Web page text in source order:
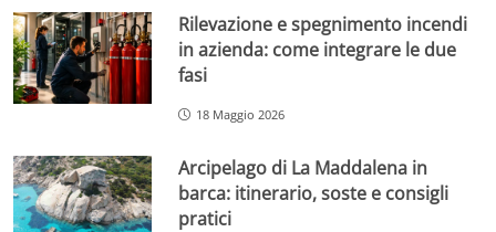
Rilevazione e spegnimento incendi
in azienda: come integrare le due
fasi
18 Maggio 2026
Arcipelago di La Maddalena in
barca: itinerario, soste e consigli
pratici